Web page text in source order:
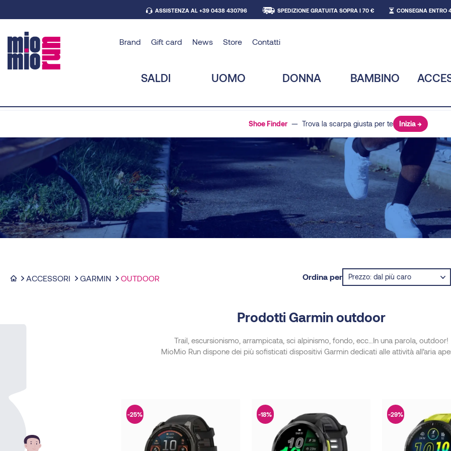
ASSISTENZA AL +39 0438 430796 SPEDIZIONE GRATUITA SOPRA I 70 € CONSEGNA ENTRO
Brand Gift card News Store Contatti
SALDI UOMO DONNA BAMBINO
Shoe Finder — Trova la scarpa giusta per te Inizia →
ACCESSORI GARMIN OUTDOOR Ordina per
Prodotti Garmin outdoor
Trail, escursionismo, arrampicata, sci alpinismo, fondo, ecc…In una parola, outdoor!
MioMio Run dispone dei più sofisticati dispositivi Garmin dedicati alle attività all’aria
-25% -18% -29%